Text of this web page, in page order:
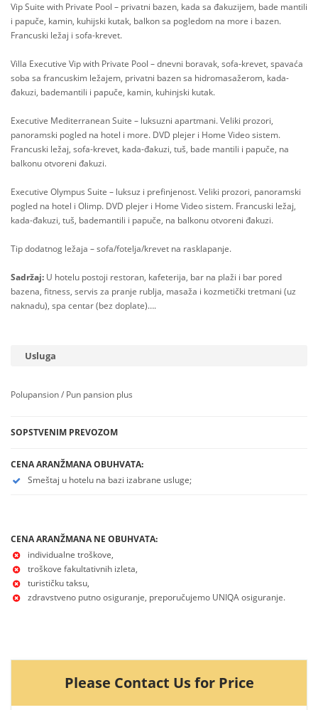
Vip Suite with Private Pool – privatni bazen, kada sa đakuzijem, bade mantili
i papuče, kamin, kuhijski kutak, balkon sa pogledom na more i bazen.
Francuski ležaj i sofa-krevet.
Villa Executive Vip with Private Pool – dnevni boravak, sofa-krevet, spavaća
soba sa francuskim ležajem, privatni bazen sa hidromasažerom, kada-
đakuzi, bademantili i papuče, kamin, kuhinjski kutak.
Executive Mediterranean Suite – luksuzni apartmani. Veliki prozori,
panoramski pogled na hotel i more. DVD plejer i Home Video sistem.
Francuski ležaj, sofa-krevet, kada-đakuzi, tuš, bade mantili i papuče, na
balkonu otvoreni đakuzi.
Executive Olympus Suite – luksuz i prefinjenost. Veliki prozori, panoramski
pogled na hotel i Olimp. DVD plejer i Home Video sistem. Francuski ležaj,
kada-đakuzi, tuš, bademantili i papuče, na balkonu otvoreni đakuzi.
Tip dodatnog ležaja – sofa/fotelja/krevet na rasklapanje.
Sadržaj: U hotelu postoji restoran, kafeterija, bar na plaži i bar pored
bazena, fitness, servis za pranje rublja, masaža i kozmetički tretmani (uz
naknadu), spa centar (bez doplate)….
Usluga
Polupansion / Pun pansion plus
SOPSTVENIM PREVOZOM
CENA ARANŽMANA OBUHVATA:
Smeštaj u hotelu na bazi izabrane usluge;
CENA ARANŽMANA NE OBUHVATA:
individualne troškove,
troškove fakultativnih izleta,
turističku taksu,
zdravstveno putno osiguranje, preporučujemo UNIQA osiguranje.
Please Contact Us for Price